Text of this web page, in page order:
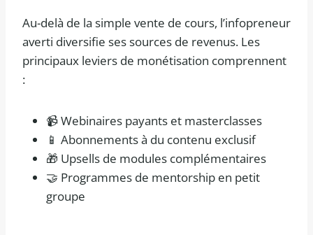
Au-delà de la simple vente de cours, l’infopreneur
averti diversifie ses sources de revenus. Les
principaux leviers de monétisation comprennent
:
📹 Webinaires payants et masterclasses
📱 Abonnements à du contenu exclusif
🎁 Upsells de modules complémentaires
🤝 Programmes de mentorship en petit
groupe